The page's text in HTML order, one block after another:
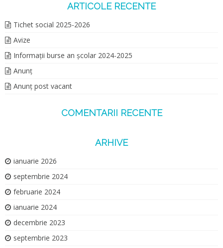
ARTICOLE RECENTE
Tichet social 2025-2026
Avize
Informații burse an școlar 2024-2025
Anunț
Anunț post vacant
COMENTARII RECENTE
ARHIVE
ianuarie 2026
septembrie 2024
februarie 2024
ianuarie 2024
decembrie 2023
septembrie 2023